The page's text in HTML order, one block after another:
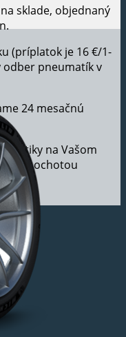
sklade, objednaný
(príplatok je 16 €/1-
odber pneumatík v
24 mesačnú
na Vašom
s ochotou